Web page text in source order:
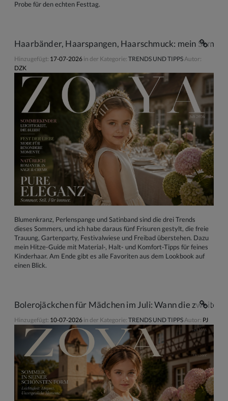
Probe für den echten Festtag.
Haarbänder, Haarspangen, Haarschmuck: mein
Hinzugefügt: 17-07-2026 in der Kategorie: TRENDS UND TIPPS Autor:
DZK
Blumenkranz, Perlenspange und Satinband sind die drei Trends
dieses Sommers, und ich habe daraus fünf Frisuren gestylt, die freie
Trauung, Gartenparty, Festivalwiese und Freibad überstehen. Dazu
mein Hitze-Guide mit Material-, Halt- und Komfort-Tipps für feines
Kinderhaar. Am Ende gibt es alle Favoriten aus dem Lookbook auf
einen Blick.
Bolerojäckchen für Mädchen im Juli: Wann die zweite
Hinzugefügt: 10-07-2026 in der Kategorie: TRENDS UND TIPPS Autor: PJ